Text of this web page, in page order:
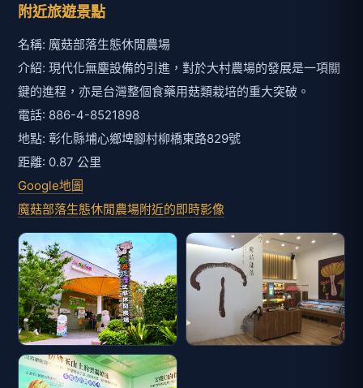
附近旅遊景點
名稱: 魔菇部落生態休閒農場
介紹: 現代化無塵設備的引進，對於大村農場的發展是一項關
鍵的進程，亦是台灣整個食藥用菇類栽培的重大突破。
電話: 886-4-8521898
地點: 彰化縣埔心鄉埤腳村柳橋東路829號
距離: 0.87 公里
Google地圖
魔菇部落生態休閒農場附近的即時影像